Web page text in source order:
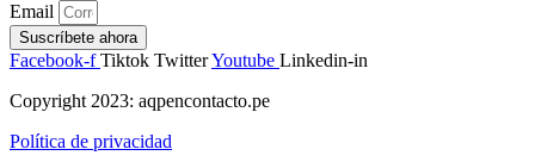
Email
Suscríbete ahora
Facebook-f Tiktok TwitterYoutube Linkedin-in
Copyright 2023: aqpencontacto.pe
Política de privacidad